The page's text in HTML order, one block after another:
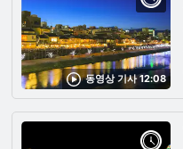
동영상 기사 12:08